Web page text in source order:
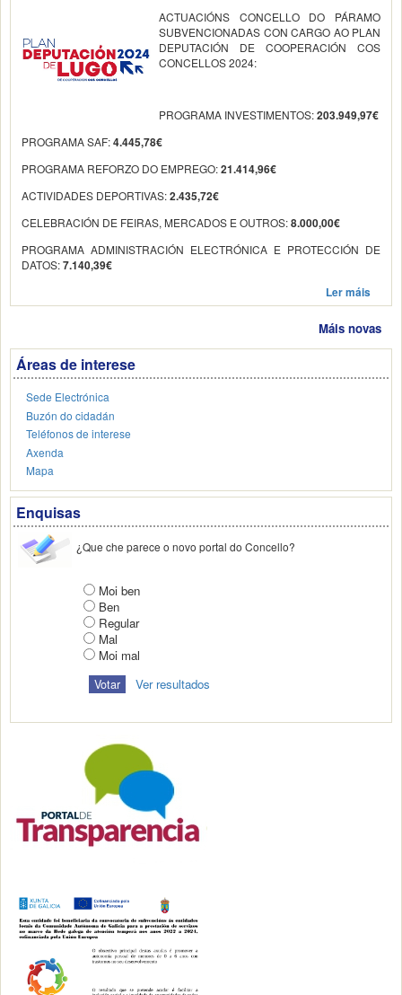
ACTUACIÓNS CONCELLO DO PÁRAMO
SUBVENCIONADAS CON CARGO AO PLAN
DEPUTACIÓN DE COOPERACIÓN COS
CONCELLOS 2024:
PROGRAMA INVESTIMENTOS:203.949,97€
PROGRAMA SAF:4.445,78€
PROGRAMA REFORZO DO EMPREGO:21.414,96€
ACTIVIDADES DEPORTIVAS:2.435,72€
CELEBRACIÓN DE FEIRAS, MERCADOS E OUTROS:8.000,00€
PROGRAMA ADMINISTRACIÓN ELECTRÓNICA E PROTECCIÓN DE
DATOS:7.140,39€
Ler máis
Máis novas
Áreas de interese
Sede Electrónica
Buzón do cidadán
Teléfonos de interese
Axenda
Mapa
Enquisas
¿Que che parece o novo portal do Concello?
Moi ben
Ben
Regular
Mal
Moi mal
Ver resultados